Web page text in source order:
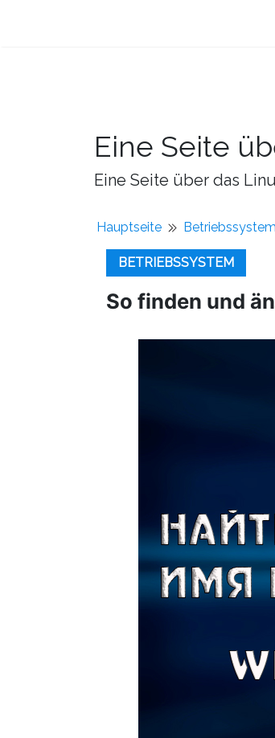
Eine Seite
Eine Seite über das
Hauptseite Betriebssystem
BETRIEBSSYSTEM
So finden und